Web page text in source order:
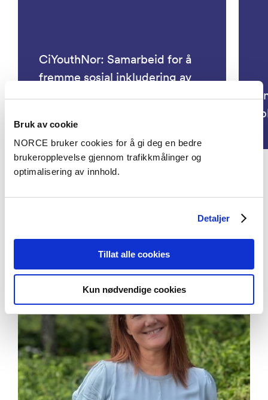
Bruk av cookie
NORCE bruker cookies for å gi deg en bedre
brukeropplevelse gjennom trafikkmålinger og
optimalisering av innhold.
Detaljer
Tillat alle cookies
Kun nødvendige cookies
CiYouthNor: Samarbeid for å
fremme sosial inkludering av
unge med sammensatte
Se alle prosjekter